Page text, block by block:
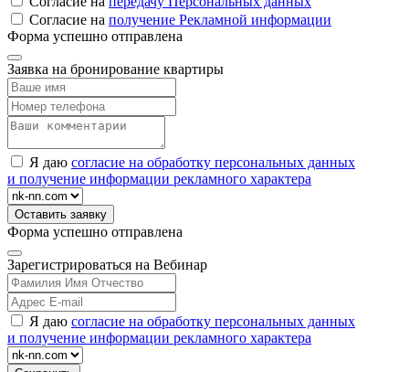
Согласие на получение Рекламной информации
Форма успешно отправлена
Заявка на бронирование квартиры
Я даю согласие на обработку персональных данных
и получение информации рекламного характера
Форма успешно отправлена
Зарегистрироваться на Вебинар
Я даю согласие на обработку персональных данных
и получение информации рекламного характера